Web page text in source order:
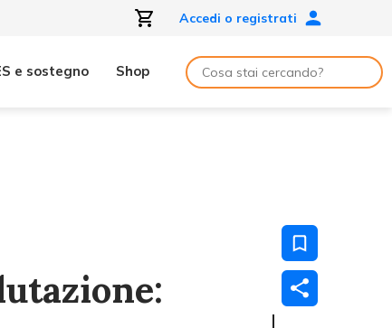
Accedi o registrati
e sostegno Shop